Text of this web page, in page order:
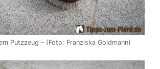
Putzzeug – (Foto: Franziska Goldmann)